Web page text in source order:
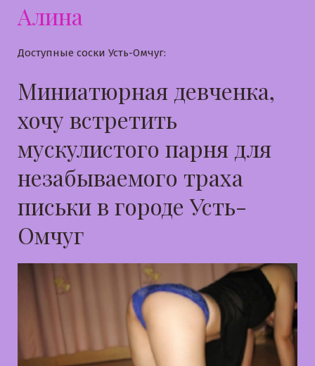
Алина
Доступные соски Усть-Омчуг:
Миниатюрная девченка,
хочу встретить
мускулистого парня для
незабываемого траха
письки в городе Усть-
Омчуг